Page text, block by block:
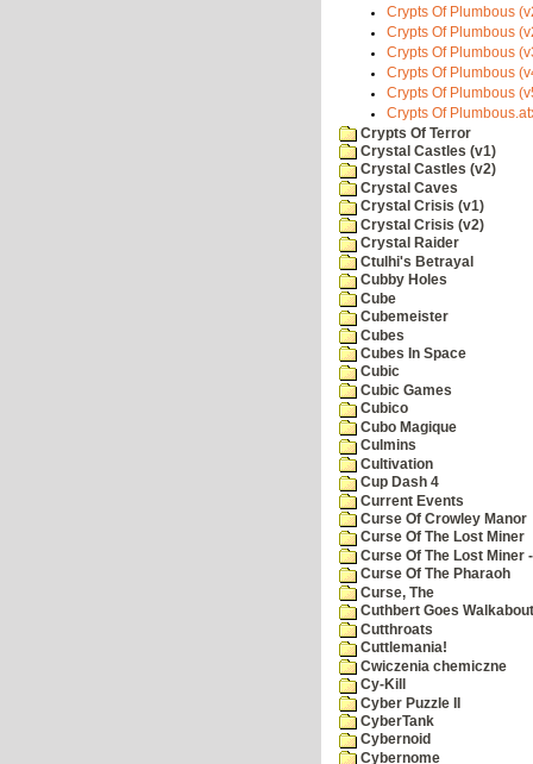
Crypts Of Plumbous
Crypts Of Plumbous
Crypts Of Plumbous
Crypts Of Plumbous
Crypts Of Plumbous
Crypts Of
Crypts Of Terror
Crystal Castles (v1)
Crystal Castles (v2)
Crystal Caves
Crystal Crisis (v1)
Crystal Crisis (v2)
Crystal Raider
Ctulhi's Betrayal
Cubby Holes
Cube
Cubemeister
Cubes
Cubes In Space
Cubic
Cubic Games
Cubico
Cubo Magique
Culmins
Cultivation
Cup Dash 4
Current Events
Curse Of Crowley Manor
Curse Of The Lost Miner
Curse Of The Lost Miner
Curse Of The Pharaoh
Curse, The
Cuthbert Goes Walkabout
Cutthroats
Cuttlemania!
Cwiczenia chemiczne
Cy-Kill
Cyber Puzzle II
CyberTank
Cybernoid
Cybernome